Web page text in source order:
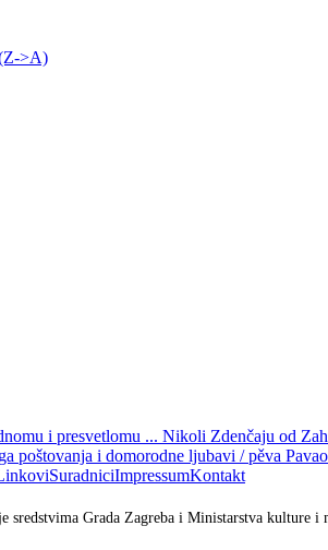
>A)
i presvetlomu ... Nikoli Zdenčaju od
poštovanja i domorodne ljubavi / pěva
SuradniciImpressumKontakt
sredstvima Grada Zagreba i Ministarstva kulture i